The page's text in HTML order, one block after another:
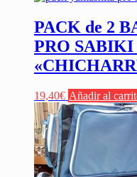
PACK de 2
PRO SABIKI
19,40€ Añadir al